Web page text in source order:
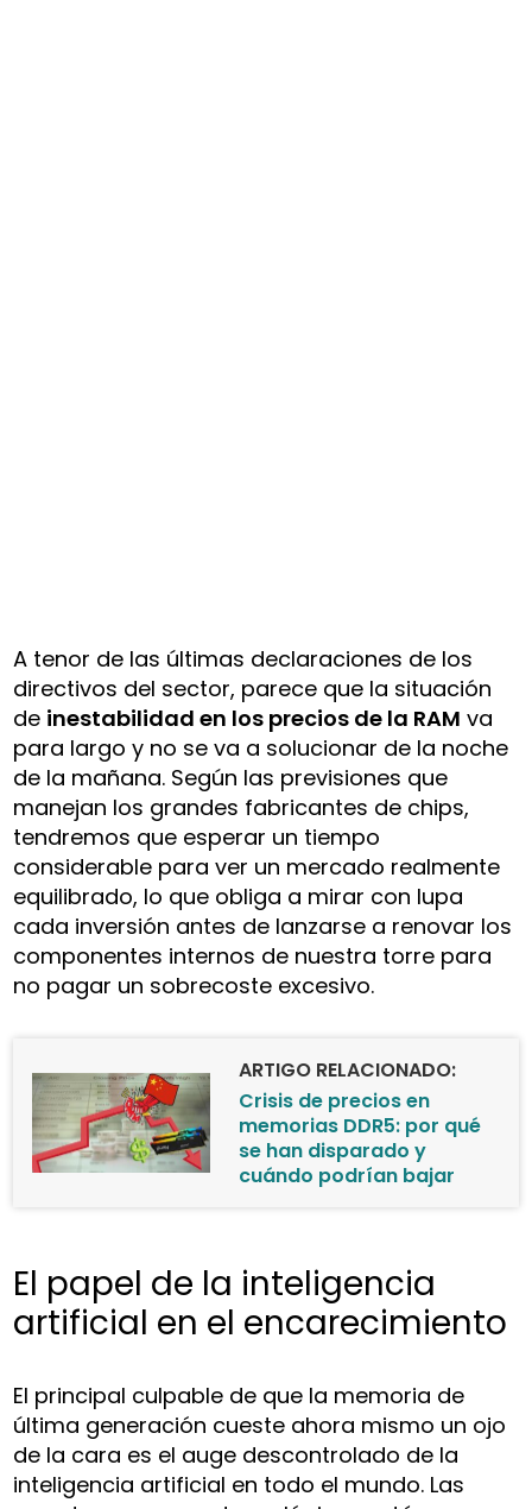
A tenor de las últimas declaraciones de los
directivos del sector, parece que la situación
de inestabilidad en los precios de la RAM va
para largo y no se va a solucionar de la noche
de la mañana. Según las previsiones que
manejan los grandes fabricantes de chips,
tendremos que esperar un tiempo
considerable para ver un mercado realmente
equilibrado, lo que obliga a mirar con lupa
cada inversión antes de lanzarse a renovar los
componentes internos de nuestra torre para
no pagar un sobrecoste excesivo.
ARTIGO RELACIONADO:
Crisis de precios en
memorias DDR5: por qué
se han disparado y
cuándo podrían bajar
El papel de la inteligencia
artificial en el encarecimiento
El principal culpable de que la memoria de
última generación cueste ahora mismo un ojo
de la cara es el auge descontrolado de la
inteligencia artificial en todo el mundo. Las